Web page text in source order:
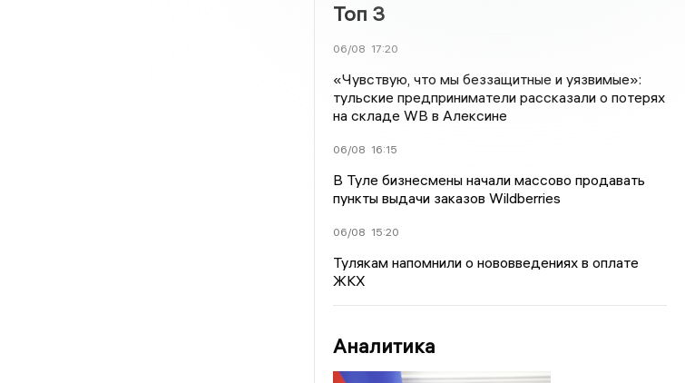
Топ 3
06/08 17:20
«Чувствую, что мы беззащитные и уязвимые»:
тульские предприниматели рассказали о потерях
на складе WB в Алексине
06/08 16:15
В Туле бизнесмены начали массово продавать
пункты выдачи заказов Wildberries
06/08 15:20
Тулякам напомнили о нововведениях в оплате
ЖКХ
Аналитика